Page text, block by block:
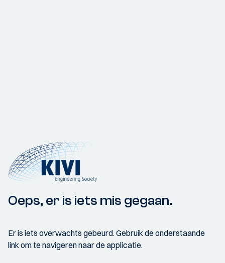
Oeps, er is iets mis gegaan.
Er is iets overwachts gebeurd. Gebruik de onderstaande
link om te navigeren naar de applicatie.